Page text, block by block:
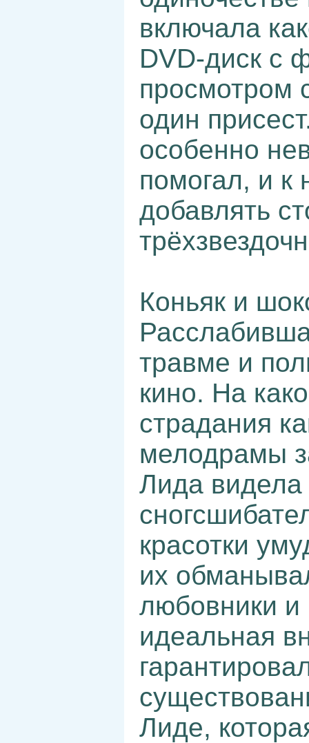
включала
DVD-диск с
просмотром
один
особенно
помогал, и к
добавлять
Коньяк и
травме и
кино. На
страдания
мелодрамы
Лида видела
красотки
их
любовники и
идеальная
Лиде,